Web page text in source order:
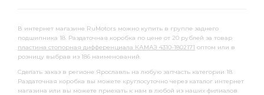
В интернет магазине RuMotors можно купить в группе заднего
подшипника 18. Раздаточная коробка по цене от 20 рублей за товар
пластина стопорная дифференциала КАМАЗ 4310-1802171 оптом или в
розницу выбрав из 186 наименований.
Сделать заказ в регионе Ярославль на любую запчасть категории 18.
Раздаточная коробка вы можете круглосуточно через каталог интернет
магазина или вы можете приехать к нам в любой из наших филиалов.